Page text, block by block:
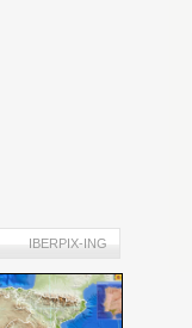
IBERPIX-ING